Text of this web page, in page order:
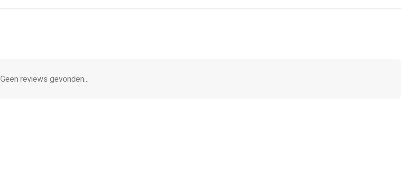
Geen reviews gevonden...